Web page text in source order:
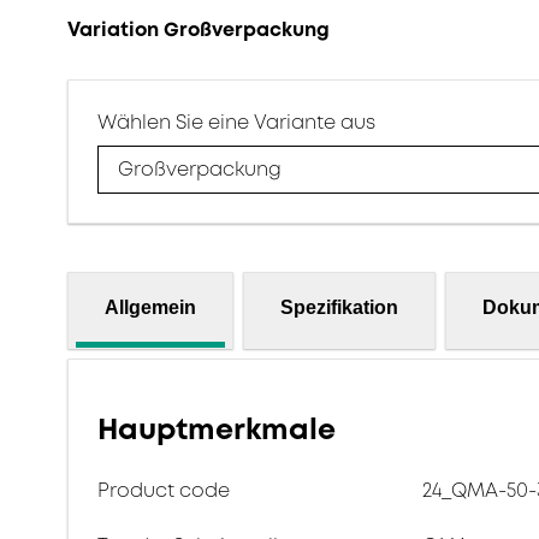
Variation Großverpackung
Wählen Sie eine Variante aus
Großverpackung
Allgemein Spezifikation
Hauptmerkmale
Product code 24_QMA-50-